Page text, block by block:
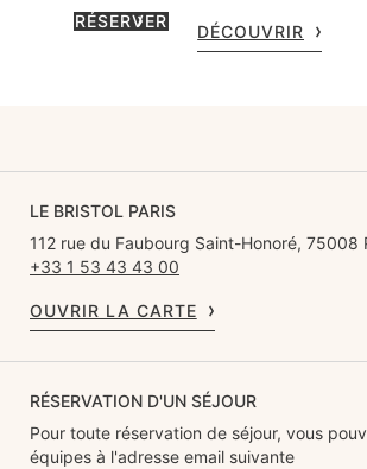
RÉSERVER
DÉCOUVRIR
LE BRISTOL PARIS
112 rue du Faubourg Saint-Honoré, 75008
+33 1 53 43 43 00
OUVRIR LA CARTE
RÉSERVATION D'UN SÉJOUR
Pour toute réservation de séjour, vous
équipes à l'adresse email suivante